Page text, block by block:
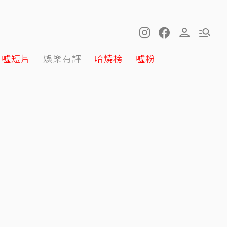
噓短片 娛樂有評 哈燒榜 噓粉